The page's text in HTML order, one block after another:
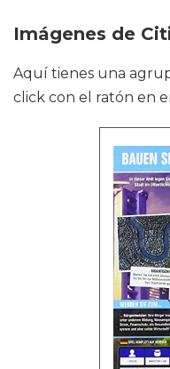
Imágenes de
Aquí tienes una
click con el ratón en